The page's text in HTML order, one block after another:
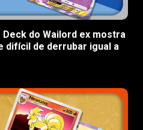
do Wailord ex mostra
difícil de derrubar igual a